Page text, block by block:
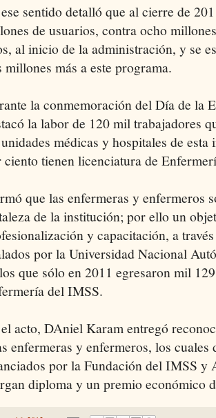
sentido detalló que al cierre de
de usuarios, contra ocho
al inicio de la administración, y se
millones más a este programa.
la conmemoración del Día de la
la labor de 120 mil trabajadores
médicas y hospitales de
ciento tienen licenciatura de
que las enfermeras y enfermeros
de la institución; por ello un
y capacitación, a
por la Universidad Nacional
que sólo en 2011 egresaron mil
del IMSS.
acto, DAniel Karam entregó
enfermeras y enfermeros, los cuales
por la Fundación del IMSS
diploma y un premio económico